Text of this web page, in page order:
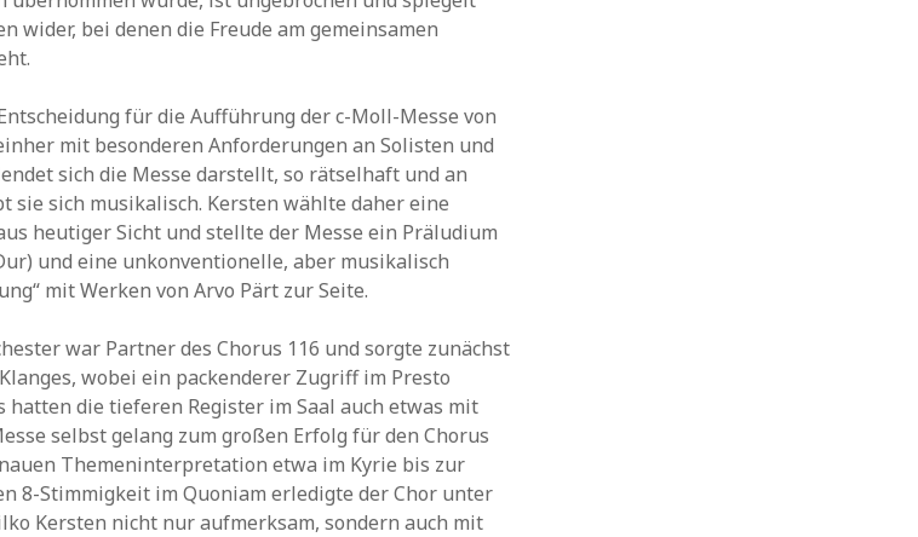
wider, bei denen die Freude am gemeinsamen
für die Aufführung der c-Moll-Messe von
mit besonderen Anforderungen an Solisten und
sich die Messe darstellt, so rätselhaft und an
sie sich musikalisch. Kersten wählte daher eine
heutiger Sicht und stellte der Messe ein Präludium
und eine unkonventionelle, aber musikalisch
mit Werken von Arvo Pärt zur Seite.
war Partner des Chorus 116 und sorgte zunächst
wobei ein packenderer Zugriff im Presto
hatten die tieferen Register im Saal auch etwas mit
selbst gelang zum großen Erfolg für den Chorus
Themeninterpretation etwa im Kyrie bis zur
8-Stimmigkeit im Quoniam erledigte der Chor unter
Kersten nicht nur aufmerksam, sondern auch mit